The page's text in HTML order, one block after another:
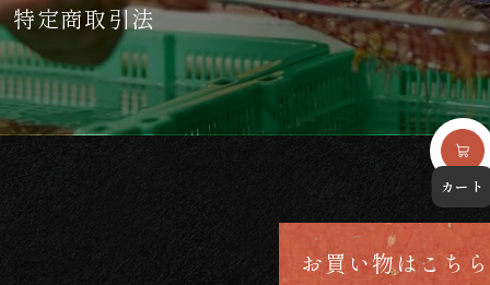
お買い物はこちら
特定商取引法